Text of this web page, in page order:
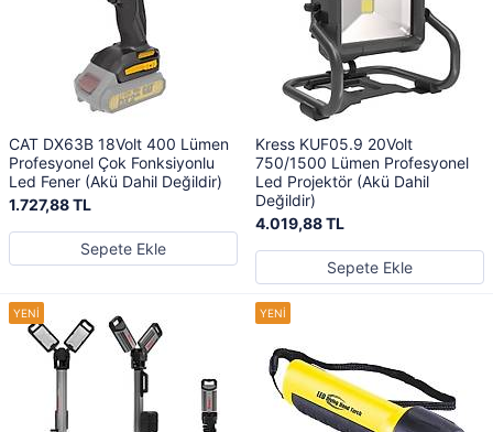
CAT DX63B 18Volt 400 Lümen
Profesyonel Çok Fonksiyonlu
Led Fener (Akü Dahil Değildir)
1.727,88 TL
Sepete Ekle
Kress KUF05.9 20Volt
750/1500 Lümen Profesyonel
Led Projektör (Akü Dahil
Değildir)
4.019,88 TL
Sepete Ekle